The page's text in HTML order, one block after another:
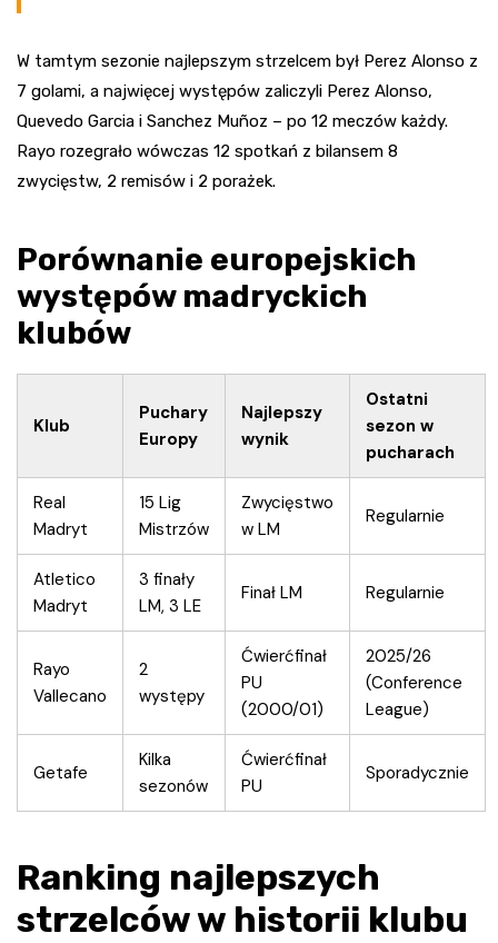
W tamtym sezonie najlepszym strzelcem był Perez Alonso z
7 golami, a najwięcej występów zaliczyli Perez Alonso,
Quevedo Garcia i Sanchez Muñoz – po 12 meczów każdy.
Rayo rozegrało wówczas 12 spotkań z bilansem 8
zwycięstw, 2 remisów i 2 porażek.
Porównanie europejskich
występów madryckich
klubów
Klub
Puchary
Europy
Najlepszy
wynik
Ostatni
sezon w
pucharach
Real
Madryt
15 Lig
Mistrzów
Zwycięstwo
w LM
Regularnie
Atletico
Madryt
3 finały
LM, 3 LE
Finał LM Regularnie
Rayo
Vallecano
2
występy
Ćwierćfinał
PU
(2000/01)
2025/26
(Conference
League)
Getafe
Kilka
sezonów
Ćwierćfinał
PU
Sporadycznie
Ranking najlepszych
strzelców w historii klubu